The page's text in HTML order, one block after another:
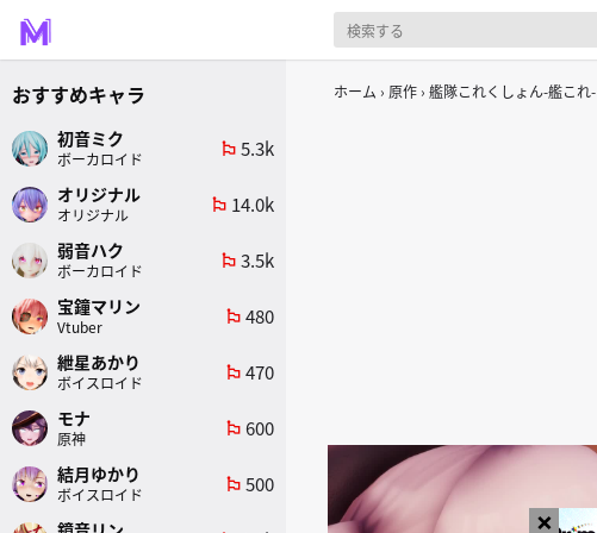
ホーム 原作 艦隊これくしょん-艦これ-
×
おすすめキャラ
初音ミク
ボーカロイド
emoji_flags 5.3k
オリジナル
オリジナル
emoji_flags 14.0k
弱音ハク
ボーカロイド
emoji_flags 3.5k
宝鐘マリン
Vtuber
emoji_flags 480
紲星あかり
ボイスロイド
emoji_flags 470
モナ
原神
emoji_flags 600
結月ゆかり
ボイスロイド
emoji_flags 500